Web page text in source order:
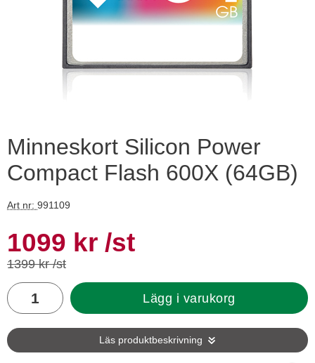
Minneskort Silicon Power
Compact Flash 600X (64GB)
Art nr: 991109
rea pris
1099 kr /st
tidigare pris
1399 kr /st
antal
Lägg i varukorg
Läs produktbeskrivning